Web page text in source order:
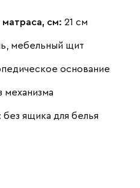
матраса, см: 21 см
мебельный щит
основание
механизма
без ящика для белья